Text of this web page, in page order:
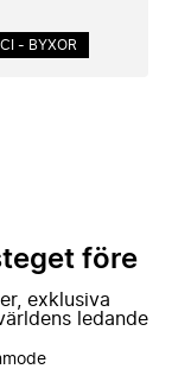
- BYXOR
före
exklusiva
ledande